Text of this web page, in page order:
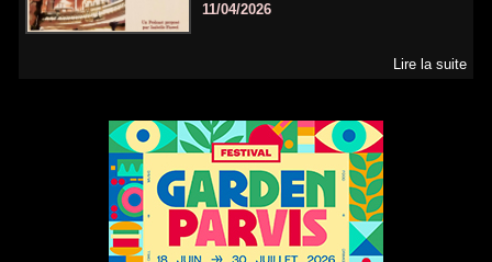
11/04/2026
Lire la suite